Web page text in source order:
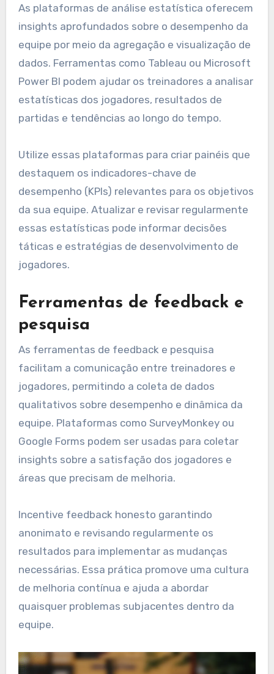
As plataformas de análise estatística oferecem
insights aprofundados sobre o desempenho da
equipe por meio da agregação e visualização de
dados. Ferramentas como Tableau ou Microsoft
Power BI podem ajudar os treinadores a analisar
estatísticas dos jogadores, resultados de
partidas e tendências ao longo do tempo.
Utilize essas plataformas para criar painéis que
destaquem os indicadores-chave de
desempenho (KPIs) relevantes para os objetivos
da sua equipe. Atualizar e revisar regularmente
essas estatísticas pode informar decisões
táticas e estratégias de desenvolvimento de
jogadores.
Ferramentas de feedback e
pesquisa
As ferramentas de feedback e pesquisa
facilitam a comunicação entre treinadores e
jogadores, permitindo a coleta de dados
qualitativos sobre desempenho e dinâmica da
equipe. Plataformas como SurveyMonkey ou
Google Forms podem ser usadas para coletar
insights sobre a satisfação dos jogadores e
áreas que precisam de melhoria.
Incentive feedback honesto garantindo
anonimato e revisando regularmente os
resultados para implementar as mudanças
necessárias. Essa prática promove uma cultura
de melhoria contínua e ajuda a abordar
quaisquer problemas subjacentes dentro da
equipe.